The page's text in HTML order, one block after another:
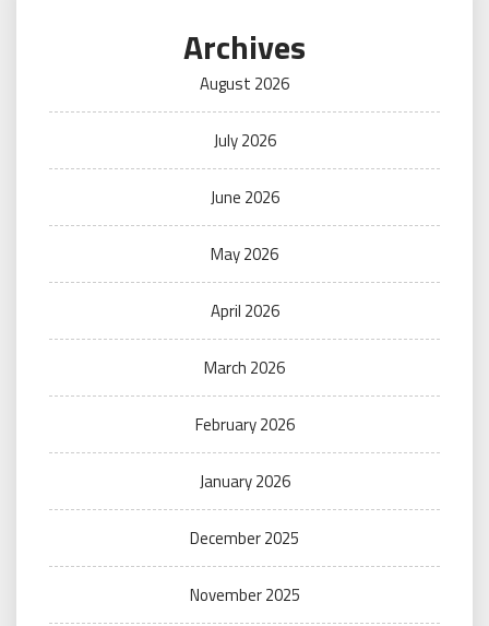
Archives
August 2026
July 2026
June 2026
May 2026
April 2026
March 2026
February 2026
January 2026
December 2025
November 2025